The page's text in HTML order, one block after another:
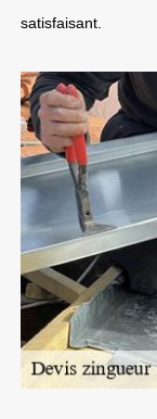
satisfaisant.